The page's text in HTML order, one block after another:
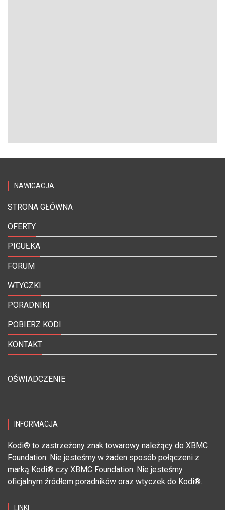
NAWIGACJA
STRONA GŁÓWNA
OFERTY
PIGUŁKA
FORUM
WTYCZKI
PORADNIKI
POBIERZ KODI
KONTAKT
OŚWIADCZENIE
INFORMACJA
Kodi® to zastrzeżony znak towarowy należący do XBMC
Foundation. Nie jesteśmy w żaden sposób połączeni z
marką Kodi® czy XBMC Foundation. Nie jesteśmy
oficjalnym źródłem poradników oraz wtyczek do Kodi®.
LINKI